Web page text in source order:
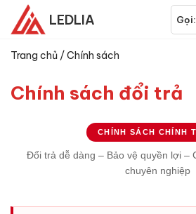
LEDLIA
Trang chủ /Chính sách
Chính sách đổi trả
CHÍNH SÁCH CHÍNH
Đổi trả dễ dàng – Bảo vệ quyền lợi –
chuyên nghiệp